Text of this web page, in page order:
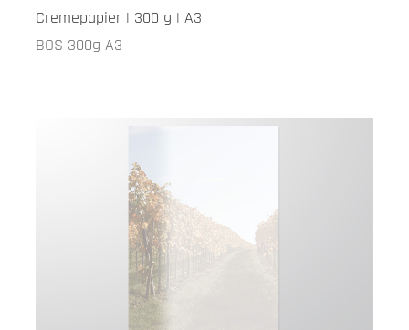
Cremepapier | 300 g | A3
BOS 300g A3